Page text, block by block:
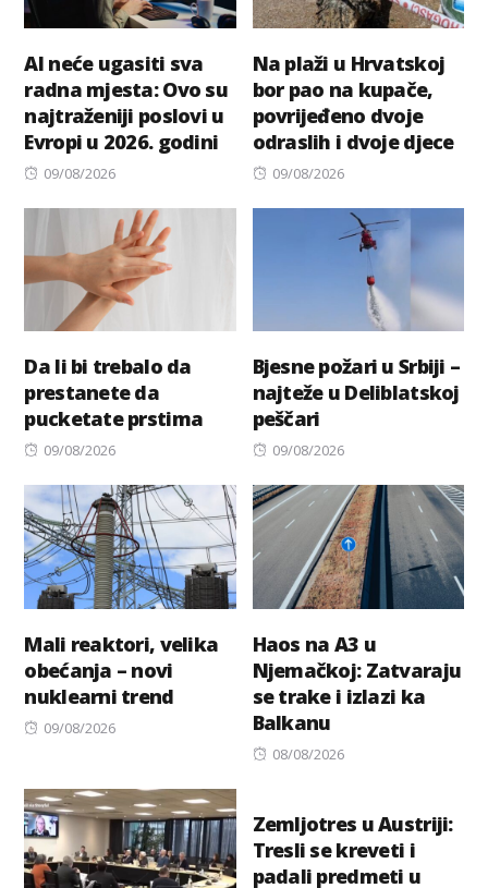
AI neće ugasiti sva
radna mjesta: Ovo su
najtraženiji poslovi u
Evropi u 2026. godini
Posted
09/08/2026
Na plaži u Hrvatskoj
bor pao na kupače,
povrijeđeno dvoje
odraslih i dvoje djece
Posted
09/08/2026
Da li bi trebalo da
prestanete da
pucketate prstima
Posted
09/08/2026
Bjesne požari u Srbiji –
najteže u Deliblatskoj
peščari
Posted
09/08/2026
Mali reaktori, velika
obećanja – novi
nuklearni trend
Posted
09/08/2026
Haos na A3 u
Njemačkoj: Zatvaraju
se trake i izlazi ka
Balkanu
Posted
08/08/2026
Zemljotres u Austriji:
Tresli se kreveti i
padali predmeti u